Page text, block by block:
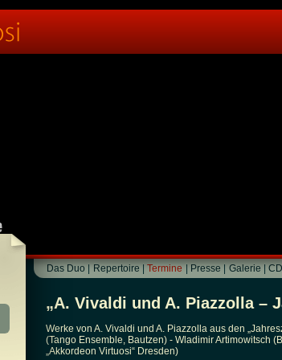
Das Duo Repertoire Termine Presse Galerie
„A. Vivaldi und A. Piazzolla –
Werke von A. Vivaldi und A. Piazzolla aus den
(Tango Ensemble, Bautzen) - Wladimir Artimowitsch
„Akkordeon Virtuosi“ Dresden)